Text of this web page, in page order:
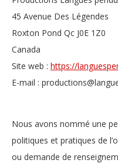
45 Avenue Des Légendes
Roxton Pond Qc J0E 1Z0
Canada
Site web : https://
E-mail : productions@
Nous avons nommé une
politiques et pratiques de
ou demande de